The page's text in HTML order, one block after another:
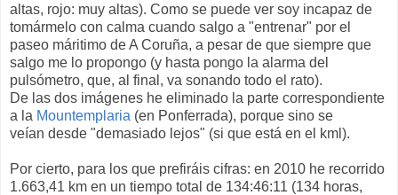
altas, rojo: muy altas). Como se puede ver soy incapaz de
tomármelo con calma cuando salgo a "entrenar" por el
paseo máritimo de A Coruña, a pesar de que siempre que
salgo me lo propongo (y hasta pongo la alarma del
pulsómetro, que, al final, va sonando todo el rato).
De las dos imágenes he eliminado la parte correspondiente
a la Mountemplaria (en Ponferrada), porque sino se
veían desde "demasiado lejos" (si que está en el kml).
Por cierto, para los que prefiráis cifras: en 2010 he recorrido
1.663,41 km en un tiempo total de 134:46:11 (134 horas,